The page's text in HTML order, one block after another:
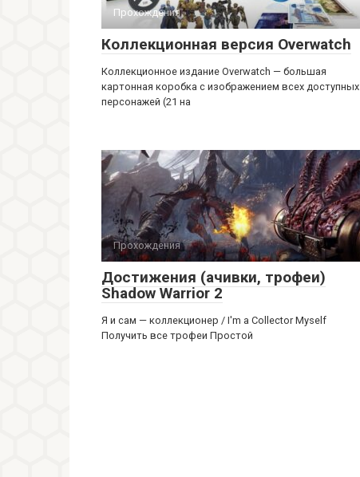
Прохождения
Коллекционная версия Overwatch
Коллекционное издание Overwatch — большая
картонная коробка с изображением всех доступных
персонажей (21 на
Прохождения
Достижения (ачивки, трофеи)
Shadow Warrior 2
Я и сам — коллекционер / I'm a Collector Myself
Получить все трофеи Простой